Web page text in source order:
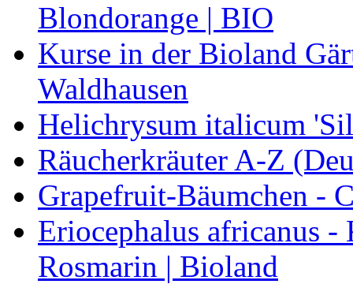
Blondorange | BIO
Kurse in der Bioland
Waldhausen
Helichrysum italicum
Räucherkräuter A-Z
Grapefruit-Bäumchen -
Eriocephalus africanus
Rosmarin | Bioland